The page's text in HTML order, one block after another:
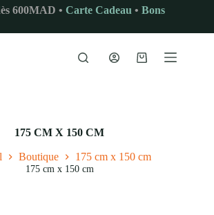
600MAD • Carte Cadeau • Bons
Panier
175 CM X 150 CM
Boutique 175 cm x 150 cm
175 cm x 150 cm